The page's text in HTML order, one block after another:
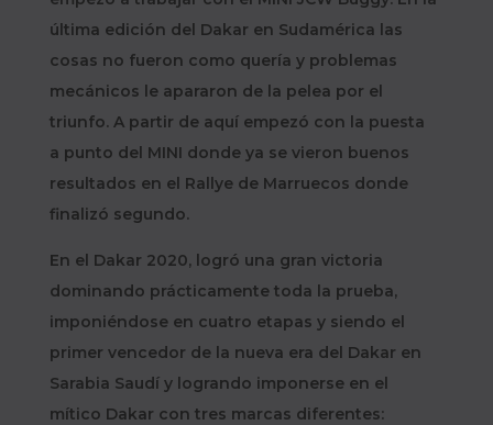
última edición del Dakar en Sudamérica las
cosas no fueron como quería y problemas
mecánicos le apararon de la pelea por el
triunfo. A partir de aquí empezó con la puesta
a punto del MINI donde ya se vieron buenos
resultados en el Rallye de Marruecos donde
finalizó segundo.
En el Dakar 2020, logró una gran victoria
dominando prácticamente toda la prueba,
imponiéndose en cuatro etapas y siendo el
primer vencedor de la nueva era del Dakar en
Sarabia Saudí y logrando imponerse en el
mítico Dakar con tres marcas diferentes: